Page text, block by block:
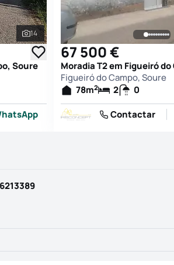
Ver todas as fotografias
14
Soure
67 500 €
Moradia T2 em Figueiró
Figueiró do Campo, Soure
78m2 2
0
Contactar